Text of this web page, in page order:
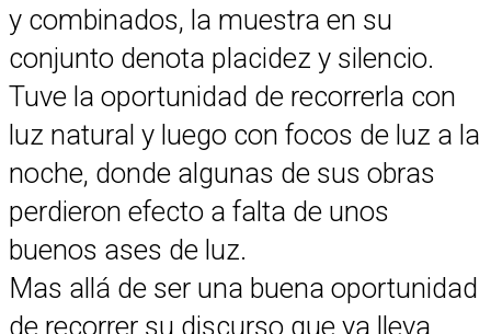
y combinados, la muestra en su
conjunto denota placidez y silencio.
Tuve la oportunidad de recorrerla con
luz natural y luego con focos de luz a la
noche, donde algunas de sus obras
perdieron efecto a falta de unos
buenos ases de luz.
Mas allá de ser una buena oportunidad
de recorrer su discurso que ya lleva